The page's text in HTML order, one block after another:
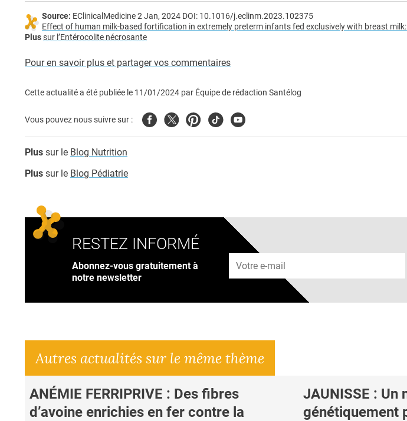
Source: EClinicalMedicine 2 Jan, 2024 DOI: 10.1016/j.eclinm.2023.102375
Effect of human milk-based fortification in extremely preterm infants fed exclusively with breast
Plussur l’Entérocolite nécrosante
Pour en savoir plus et partager vos commentaires
Cette actualité a été publiée le 11/01/2024 par Équipe de rédaction Santélog
Vous pouvez nous suivre sur : FacebookTwitterPinterest
TiktokYoutube
Plus sur le Blog Nutrition
Plus sur le Blog Pédiatrie
RESTEZ INFORMÉ
Abonnez-vous gratuitement à
notre newsletter
Adresse e-mail
Autres actualités sur le même thème
ANÉMIE FERRIPRIVE : Des fibres
d’avoine enrichies en fer contre la
JAUNISSE : Un
génétiquement